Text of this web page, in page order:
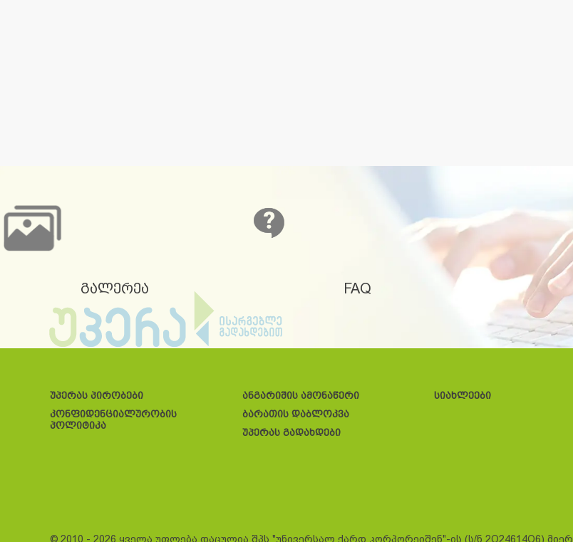
გალერეა FAQ
უპერას პირობები
კონფიდენციალურობის
პოლიტიკა
ანგარიშის ამონაწერი
ბარათის დაბლოკვა
უპერას გადახდები
სიახლეები
© 2010 - 2026 ყველა უფლება დაცულია შპს "უნივერსალ ქარდ კორპორეიშენ"-ის (ს/ნ 2O24614O6) მიერ